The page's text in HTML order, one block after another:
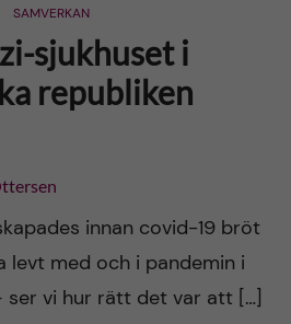
SAMVERKAN
sjukhuset i
republiken
innan covid-19 bröt
levt med och i pandemin i
ser vi hur rätt det var att […]